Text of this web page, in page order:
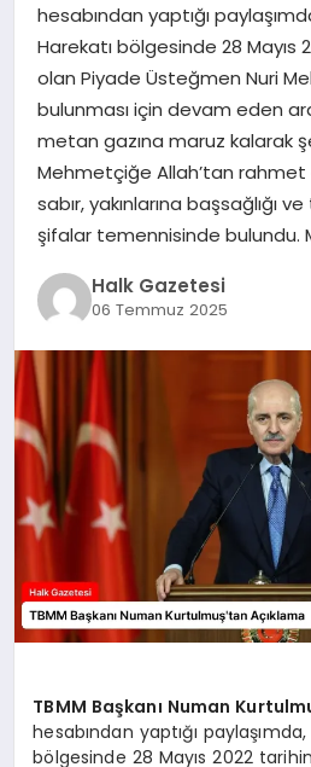
MAGAZIN
SAĞLIK
SIYASET
SPOR
TEKNOLOJI
hesabından yaptığı
Harekatı bölgesinde 28 Mayıs
olan Piyade Üsteğmen Nuri
bulunması için devam eden
metan gazına maruz kalarak
Mehmetçiğe Allah’tan rahmet
sabır, yakınlarına başsağlığı
şifalar temennisinde bulundu.
Halk Gazetesi
06 Temmuz 2025
TBMM Başkanı Numan
hesabından yaptığı
bölgesinde 28 Mayıs 2022